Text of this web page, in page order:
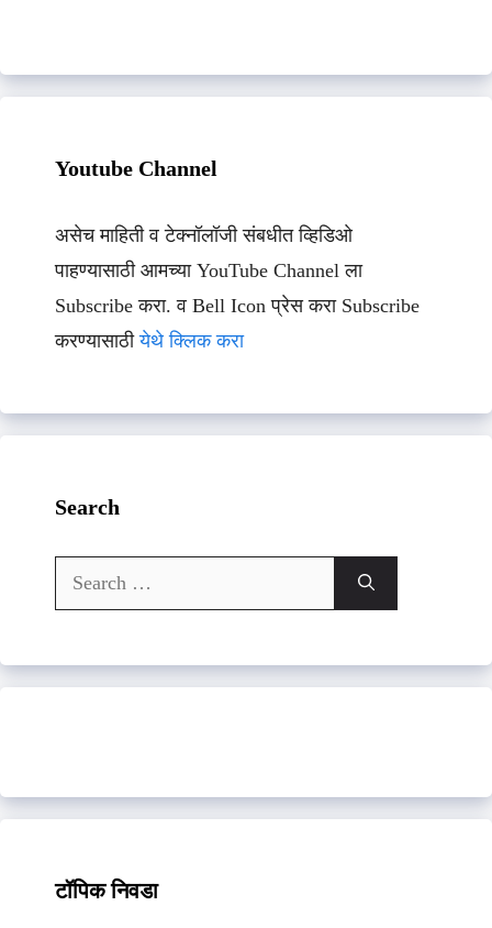
Youtube Channel
असेच माहिती व टेक्नॉलॉजी संबधीत व्हिडिओ
पाहण्यासाठी आमच्या YouTube Channel ला
Subscribe करा. व Bell Icon प्रेस करा Subscribe
करण्यासाठीयेथे क्लिक करा
Search
Search
for:
टॉपिक निवडा